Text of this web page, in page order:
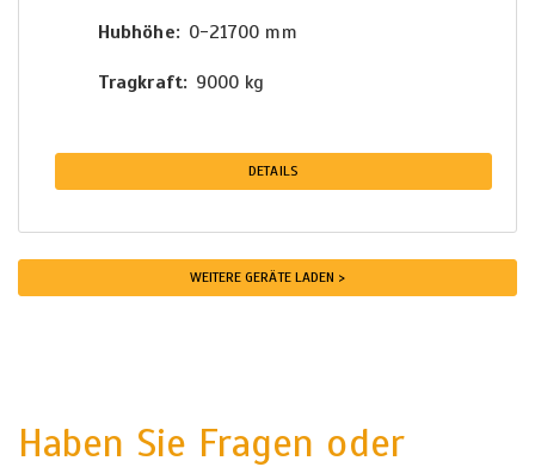
Hubhöhe 0-21700 mm
Tragkraft 9000 kg
DETAILS
WEITERE GERÄTE LADEN >
Haben Sie Fragen oder